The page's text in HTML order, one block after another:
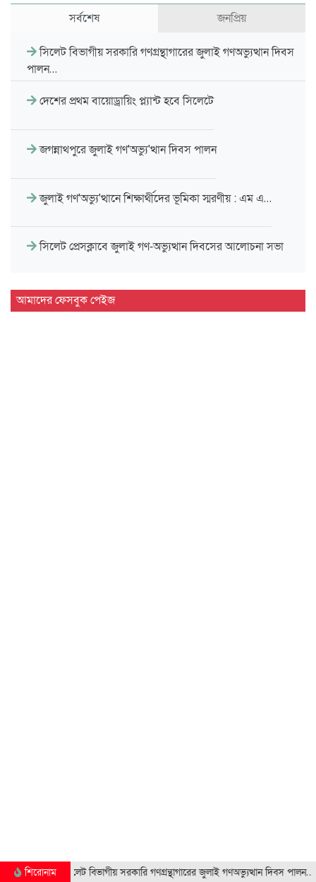
সর্বশেষ জনপ্রিয়
সিলেট বিভাগীয় সরকারি গণগ্রন্থাগারের জুলাই গণঅভ্যুত্থান দিবস
পালন…
দেশের প্রথম বায়োড্রায়িং প্ল্যান্ট হবে সিলেটে
জগন্নাথপুরে জুলাই গণ'অভ্যু'ত্থান দিবস পালন
জুলাই গণ'অভ্যু'ত্থানে শিক্ষার্থীদের ভূমিকা স্মরণীয় : এম এ…
সিলেট প্রেসক্লাবে জুলাই গণ-অভ্যুত্থান দিবসের আলোচনা সভা
মাহবুব আলী খানের ৪২তম মৃ'ত্যু'বার্ষিকী উপলক্ষে পরিবারের
দোয়া…
আমাদের ফেসবুক পেইজ
শিরোনাম
সিলেট বিভাগীয় সরকারি গণগ্রন্থাগারের জুলাই গণঅভ্যুত্থান দিবস পালন…